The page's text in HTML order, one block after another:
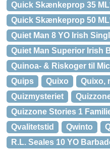
Quick Skænkeprop 35
Quick Skænkeprop 50
Quiet Man 8 YO Irish
Quiet Man Superior Irish
Quinoa- & Riskoger til
Quips
Quixo Quixo,
Quizmysteriet
Quizzone Stories 1
Qvalitetstid
Qwinto
R.L. Seales 10 YO